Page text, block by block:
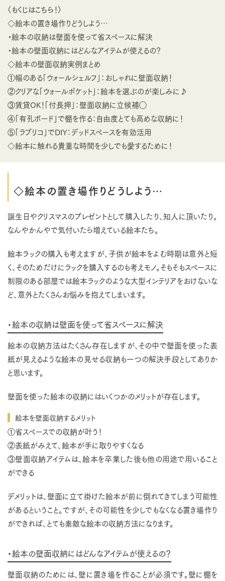
〈もくじはこちら！〉
◇絵本の置き場作りどうしよう…
・絵本の収納は壁面を使って省スペースに解決
・絵本の壁面収納にはどんなアイテムが使えるの？
◇絵本の壁面収納実例まとめ
①幅のある「ウォールシェルフ」：おしゃれに壁面収納！
②クリアな「ウォールポケット」：絵本を選ぶのが楽しみに♪
③賃貸OK！「付長押」：壁面収納に立候補◯
④「有孔ボード」で棚を作る：自由度とても高めな収納に！
⑤「ラブリコ」でDIY：デッドスペースを有効活用
◇絵本に触れる貴重な時間を少しでも愛するために！
◇絵本の置き場作りどうしよう…
誕生日やクリスマスのプレゼントとして購入したり、知人に頂いたり。
なんやかんやで気付いたら増えている絵本たち。
絵本ラックの購入も考えますが、子供が絵本をよむ時期は意外と短
く、そのためだけにラックを購入するのも考えモノ。そもそもスペースに
制限のある部屋では絵本ラックのような大型インテリアをおけないな
ど、意外とたくさんお悩みを抱えてしまいます。
・絵本の収納は壁面を使って省スペースに解決
絵本の収納方法はたくさん存在しますが、その中で壁面を使った表
紙が見えるような絵本の見せる収納も一つの解決手段としてありか
と思います。
壁面を使った絵本の収納にはいくつかのメリットが存在します。
絵本を壁面収納するメリット
①省スペースでの収納が叶う！
②表紙がみえて、絵本が手に取りやすくなる
③壁面収納アイテムは、絵本を卒業した後も他の用途で用いること
ができる
デメリットは、壁面に立て掛けた絵本が前に倒れてきてしまう可能性
があるということ。ですが、その可能性を少しでもなくなる置き場作り
ができれば、とても素敵な絵本の収納方法になります。
・絵本の壁面収納にはどんなアイテムが使えるの？
壁面収納のためには、壁に置き場を作ることが必須です。壁に棚を